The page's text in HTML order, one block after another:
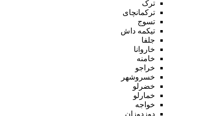
ترک
ترکمانچای
تسوج
تیکمه داش
جلفا
خاروانا
خامنه
خراجو
خسروشهر
خضرلو
خمارلو
خواجه
دوزدوزان